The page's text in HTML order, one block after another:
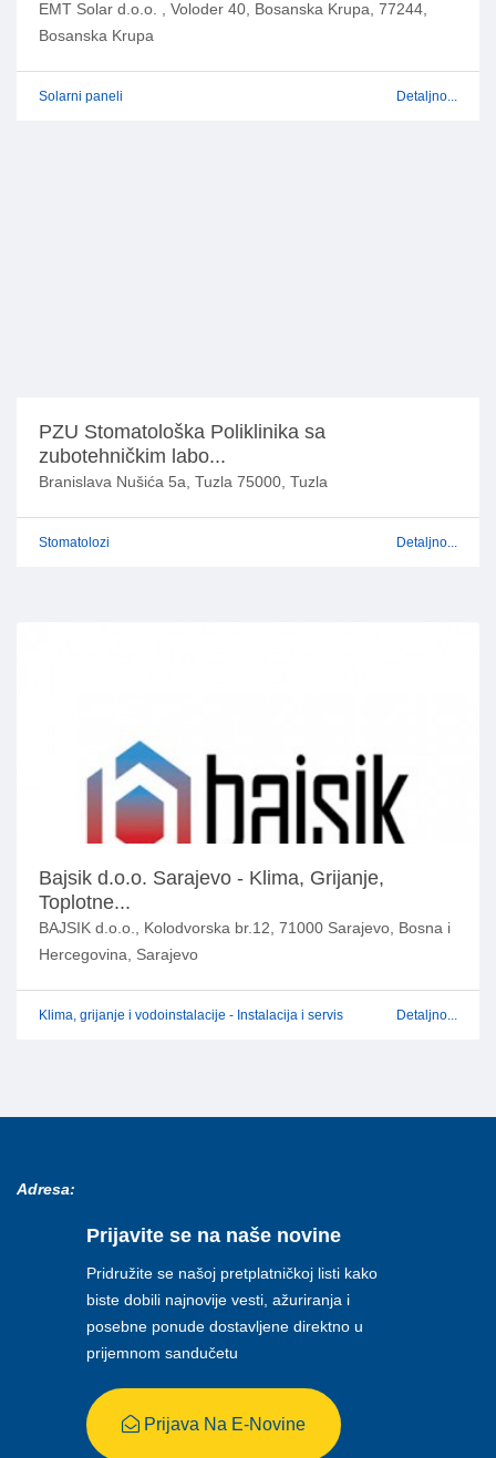
EMT Solar d.o.o. , Voloder 40, Bosanska Krupa, 77244,
Bosanska Krupa
Solarni paneli Detaljno...
PZU Stomatološka Poliklinika sa
zubotehničkim labo...
Branislava Nušića 5a, Tuzla 75000, Tuzla
Stomatolozi Detaljno...
Bajsik d.o.o. Sarajevo - Klima, Grijanje,
Toplotne...
BAJSIK d.o.o., Kolodvorska br.12, 71000 Sarajevo, Bosna i
Hercegovina, Sarajevo
Klima, grijanje i vodoinstalacije - Instalacija i servis Detaljno...
Adresa:
Prijavite se na naše novine
Pridružite se našoj pretplatničkoj listi kako
biste dobili najnovije vesti, ažuriranja i
posebne ponude dostavljene direktno u
prijemnom sandučetu
Prijava Na E-Novine